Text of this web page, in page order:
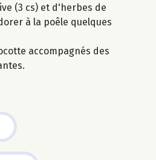
(3 cs) et d'herbes de
à la poêle quelques
accompagnés des